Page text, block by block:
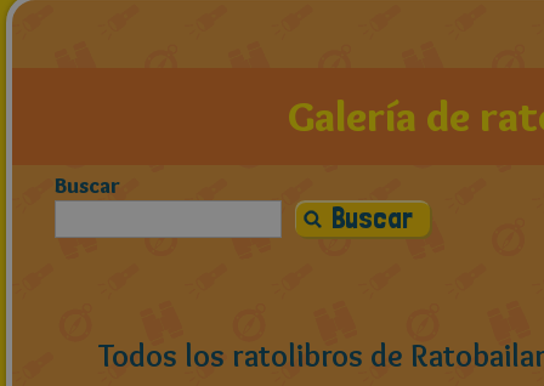
Galería de
Buscar
Todos los ratolibros de